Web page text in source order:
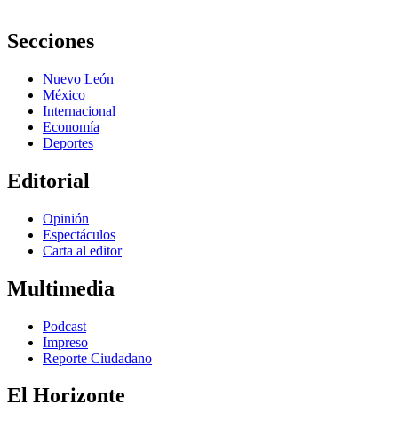
Secciones
Nuevo León
México
Internacional
Economía
Deportes
Editorial
Opinión
Espectáculos
Carta al editor
Multimedia
Podcast
Impreso
Reporte Ciudadano
El Horizonte